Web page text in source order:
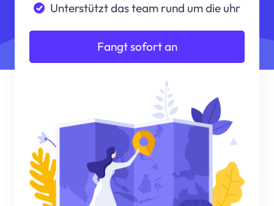
Unterstützt das team rund um die uhr
Fangt sofort an